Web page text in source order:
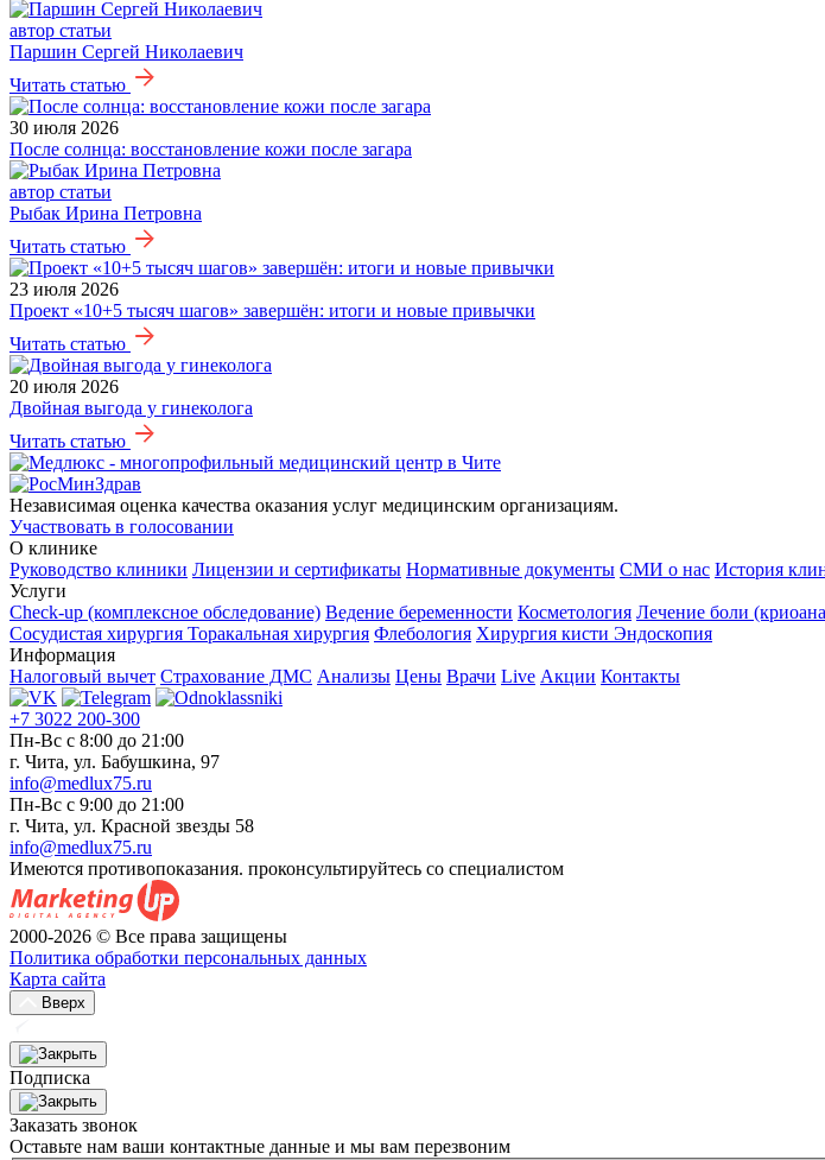
автор статьи
Паршин Сергей Николаевич
Читать статью
30 июля 2026
После солнца: восстановление кожи после загара
автор статьи
Рыбак Ирина Петровна
Читать статью
23 июля 2026
Проект «10+5 тысяч шагов» завершён: итоги и новые привычки
Читать статью
20 июля 2026
Двойная выгода у гинеколога
Читать статью
Независимая оценка качества оказания услуг медицинским организациям.
Участвовать в голосовании
О клинике
Руководство клиники Лицензии и сертификаты Нормативные документы СМИ о нас История
Услуги
Check-up (комплексное обследование) Ведение беременности Косметология Лечение боли
Сосудистая хирургия Торакальная хирургия Флебология Хирургия кисти Эндоскопия
Информация
Налоговый вычет Страхование ДМС Анализы Цены Врачи Live Акции Контакты
+7 3022 200-300
Пн-Вс с 8:00 до 21:00
г. Чита, ул. Бабушкина, 97
info@medlux75.ru
Пн-Вс с 9:00 до 21:00
г. Чита, ул. Красной звезды 58
info@medlux75.ru
Имеются противопоказания. проконсультируйтесь со специалистом
2000-2026 © Все права защищены
Политика обработки персональных данных
Карта сайта
Вверх
Подписка
Заказать звонок
Оставьте нам ваши контактные данные и мы вам перезвоним